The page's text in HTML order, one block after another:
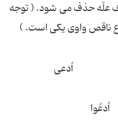
در صیغه های 3، 9 و 10 حرف علّه حذف می شود. ( توجه
اُدعی
اُدعُوا